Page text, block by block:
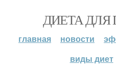
ДИЕТА ДЛЯ
главная новости
виды диет